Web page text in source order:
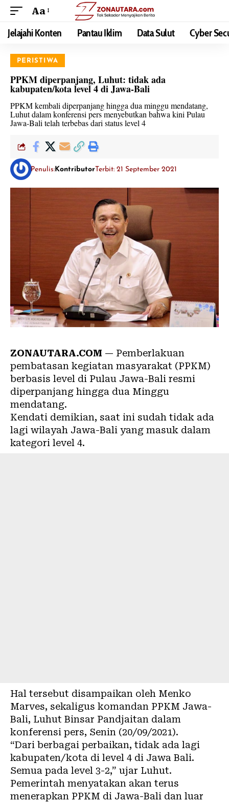
Aa
Jelajahi Konten Pantau Iklim Data Sulut Cyber
PERISTIWA
PPKM diperpanjang, Luhut: tidak ada
kabupaten/kota level 4 di Jawa-Bali
PPKM kembali diperpanjang hingga dua minggu mendatang,
Luhut dalam konferensi pers menyebutkan bahwa kini Pulau
Jawa-Bali telah terbebas dari status level 4
Penulis: KontributorTerbit: 21 September 2021
ZONAUTARA.COM — Pemberlakuan
pembatasan kegiatan masyarakat (PPKM)
berbasis level di Pulau Jawa-Bali resmi
diperpanjang hingga dua Minggu
mendatang.
Kendati demikian, saat ini sudah tidak ada
lagi wilayah Jawa-Bali yang masuk dalam
kategori level 4.
Hal tersebut disampaikan oleh Menko
Marves, sekaligus komandan PPKM Jawa-
Bali, Luhut Binsar Pandjaitan dalam
konferensi pers, Senin (20/09/2021).
“Dari berbagai perbaikan, tidak ada lagi
kabupaten/kota di level 4 di Jawa Bali.
Semua pada level 3-2,” ujar Luhut.
Pemerintah menyatakan akan terus
menerapkan PPKM di Jawa-Bali dan luar